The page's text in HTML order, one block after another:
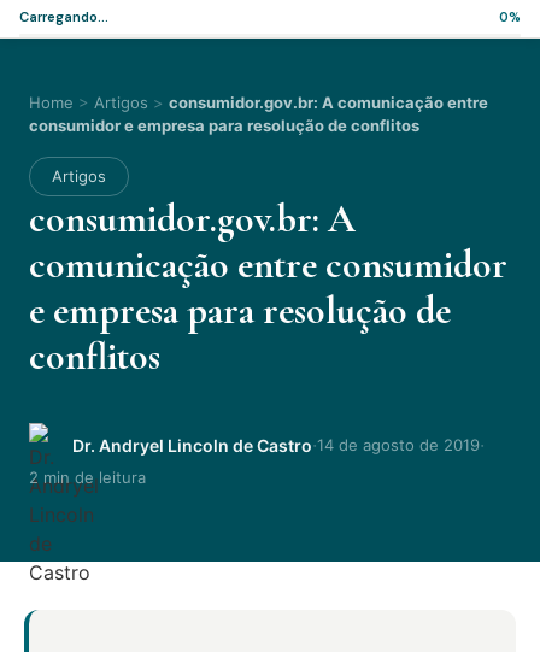
Home > Artigos > consumidor.gov.br: A comunicação entre
consumidor e empresa para resolução de conflitos
Artigos
consumidor.gov.br: A
comunicação entre consumidor
e empresa para resolução de
conflitos
Dr. Andryel Lincoln de Castro·14 de agosto de 2019·
2 min de leitura
Carregando... 0%